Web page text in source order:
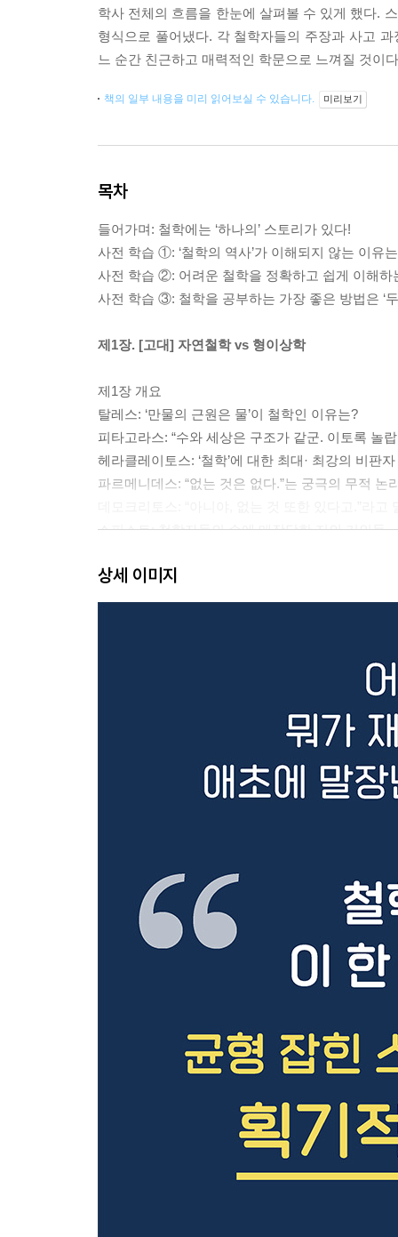
학사 전체의 흐름을 한눈에 살펴볼 수 있게 했다.
형식으로 풀어냈다. 각 철학자들의 주장과 사고
느 순간 친근하고 매력적인 학문으로 느껴질 것이
책의 일부 내용을 미리 읽어보실 수 있습니다. 미리보기
목차
들어가며: 철학에는 ‘하나의’ 스토리가 있다!
사전 학습 ①: ‘철학의 역사’가 이해되지 않는 이유
사전 학습 ②: 어려운 철학을 정확하고 쉽게 이해하
사전 학습 ③: 철학을 공부하는 가장 좋은 방법은 ‘
제1장. [고대] 자연철학 vs 형이상학
제1장 개요
탈레스: ‘만물의 근원은 물’이 철학인 이유는?
피타고라스: “수와 세상은 구조가 같군. 이토록 놀
헤라클레이토스: ‘철학’에 대한 최대· 최강의 비판자
파르메니데스: “없는 것은 없다.”는 궁극의 무적 논
소피스트: 철학자들의 손에 매장당한 지의 거인들
플라톤: “이데아야말로 현실이다.” 서양 철학은 여
아리스토텔레스: “모든 학문은 짐 앞에 무릎을 꿇어
피론: 눈앞의 낭떠러지도 무시하는 진짜 회의주의자
루크레티우스: 왜 철학은 시가 아니라 산문의 형태
키케로: 로마 최고 변론가의 눈에 그리스 철학은
플로티노스: 고대 철학의 종점: 아버지인 일자(一
Column. 고대의 철학사는 거짓투성이 일화집이었
필론: “철학이여, 너를 진정한 신에게 인도하겠노라
예수: “가난한 자는 행복하다.” 그것이 현실이 되어
바울로: 자격이나 조건이 안 되어도 힘없는 우리는
오리게네스: 차별 없는 교육을 위해 거세를 한 진짜
아우구스티누스: “그리스 철학의 놀라움 따위는 하
안셀무스: ‘신의 존재 증명’은 사실 굉장한 논리였다
베르나르: 아벨라르의 사회적 말살을 꾀했던 수도
이븐 루시드: 이슬람 철학에서 온 아리스토텔레스
스코투스: 왜 ‘이것’이라고 가리킬 수 있는 무엇인
오컴: “신은 당나귀여도 상관없었다.”라고 말해 파
에크하르트: 그리스와는 조금 다른 크리스트교의
페트라르카: 그다지 알려져 있지 않은 르네상스기
상세 이미지